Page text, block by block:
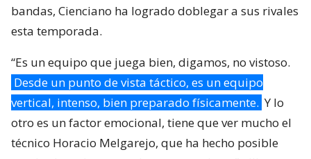
bandas, Cienciano ha logrado doblegar a sus rivales
esta temporada.
“Es un equipo que juega bien, digamos, no vistoso.
Desde un punto de vista táctico, es un equipo
vertical, intenso, bien preparado físicamente. Y lo
otro es un factor emocional, tiene que ver mucho el
técnico Horacio Melgarejo, que ha hecho posible